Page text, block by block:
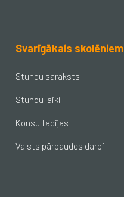
Svarīgākais skolēniem
Stundu saraksts
Stundu laiki
Konsultācijas
Valsts pārbaudes darbi